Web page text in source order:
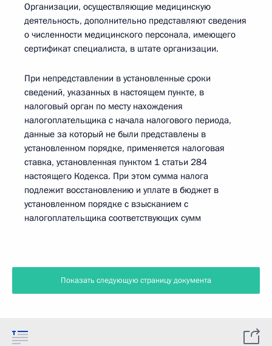
Организации, осуществляющие медицинскую
деятельность, дополнительно представляют сведения
о численности медицинского персонала, имеющего
сертификат специалиста, в штате организации.
При непредставлении в установленные сроки
сведений, указанных в настоящем пункте, в
налоговый орган по месту нахождения
налогоплательщика с начала налогового периода,
данные за который не были представлены в
установленном порядке, применяется налоговая
ставка, установленная пунктом 1 статьи 284
настоящего Кодекса. При этом сумма налога
подлежит восстановлению и уплате в бюджет в
установленном порядке с взысканием с
налогоплательщика соответствующих сумм
Показать следующую страницу документа